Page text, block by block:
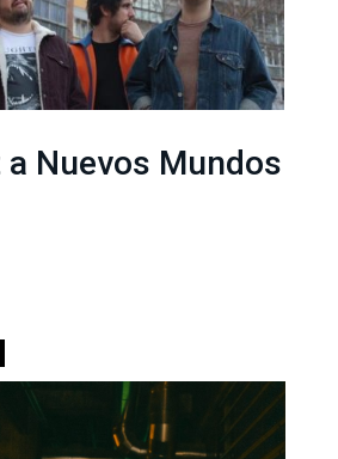
Nuevos Mundos